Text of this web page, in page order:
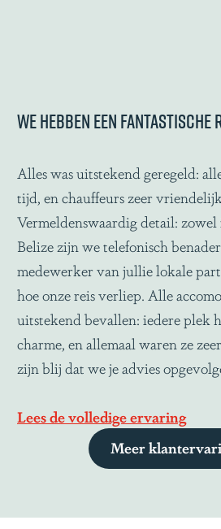
We hebben een
Alles was uitstekend geregeld:
tijd, en chauffeurs zeer
Vermeldenswaardig detail:
Belize zijn we telefonisch
medewerker van jullie lokale
hoe onze reis verliep. Alle
uitstekend bevallen: iedere plek
charme, en allemaal waren ze
zijn blij dat we je advies
Lees de volledige ervaring
Meer